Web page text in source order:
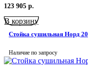
123 905 р.
В корзину
Стойка сушильная Норд 20
Наличие по запросу